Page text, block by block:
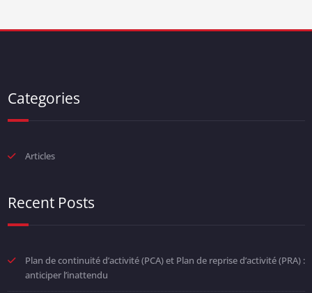
Categories
Articles
Recent Posts
Plan de continuité d’activité (PCA) et Plan de reprise d’activité (PRA) :
anticiper l’inattendu